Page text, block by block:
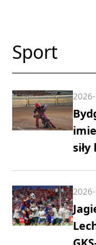
Sport
siły